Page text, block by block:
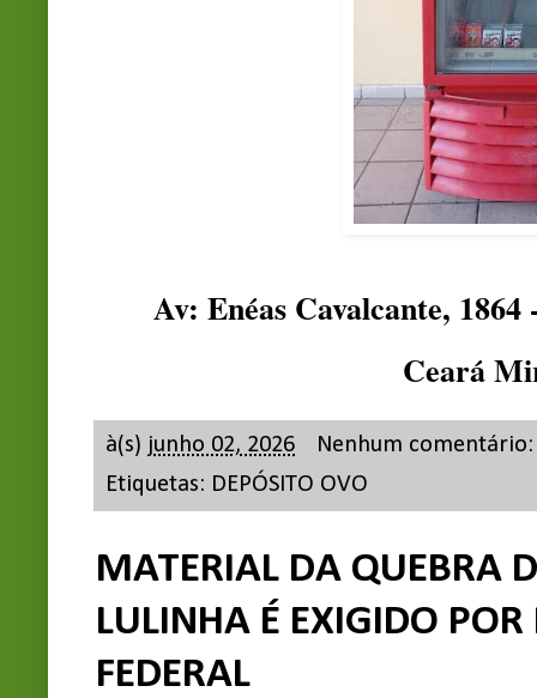
Av: Enéas Cavalcante,
Ceará
à(s) junho 02, 2026
Nenhum
Etiquetas: DEPÓSITO OVO
MATERIAL DA QUEBRA
LULINHA É EXIGIDO
FEDERAL